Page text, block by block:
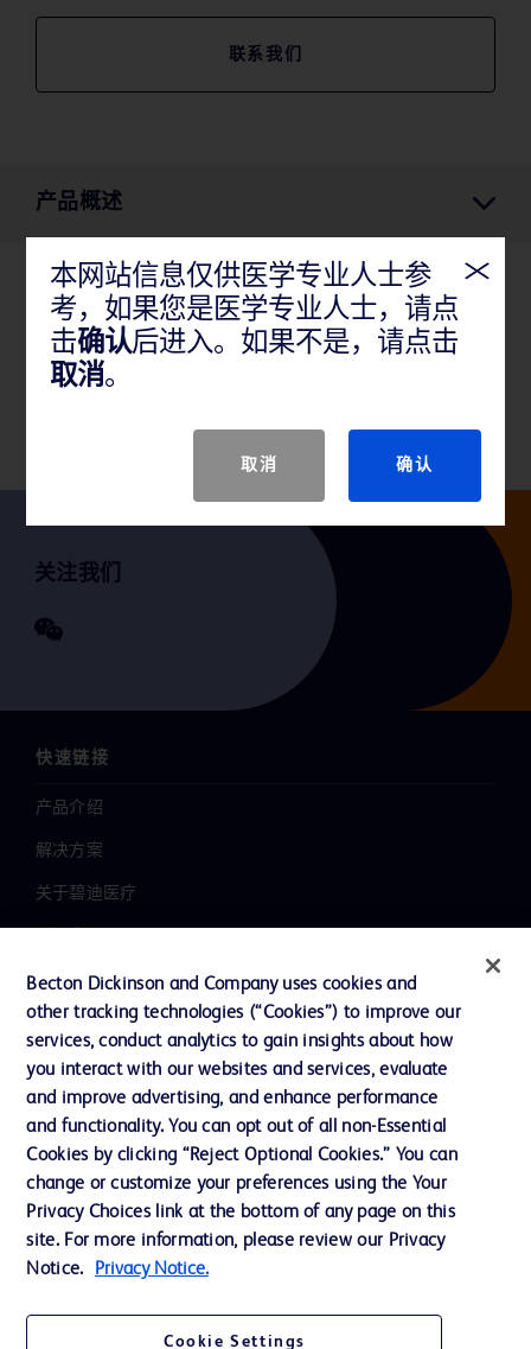
联系我们
产品概述
产品概述
本产品用于肝脏、肾脏、前列腺、乳腺、脾脏、淋巴
结软组织或软组织肿瘤中获得活检组织。
关注我们
快速链接
产品介绍
解决方案
关于碧迪医疗
职业发展
联系我们
主动召回
联系我们
Cookie 政策
隐私政策
本网站信息仅供医学专业人士参
考，如果您是医学专业人士，请点
击确认后进入。如果不是，请点击
取消。
取消 确认
Becton Dickinson and Company uses cookies and
other tracking technologies (“Cookies”) to improve our
services, conduct analytics to gain insights about how
you interact with our websites and services, evaluate
and improve advertising, and enhance performance
and functionality. You can opt out of all non-Essential
Cookies by clicking “Reject Optional Cookies.” You can
change or customize your preferences using the Your
Privacy Choices link at the bottom of any page on this
site. For more information, please review our Privacy
Notice.
Privacy Notice.
Cookie Settings